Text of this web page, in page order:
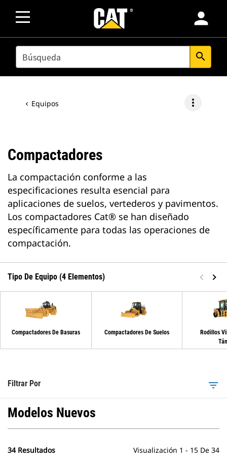
person
SEARCH search
Equipos more_vert
Compactadores
La compactación conforme a las
especificaciones resulta esencial para
aplicaciones de suelos, vertederos y pavimentos.
Los compactadores Cat® se han diseñado
específicamente para todas las operaciones de
compactación.
Tipo De Equipo (4 Elementos)
Compactadores De Basuras Compactadores De Suelos
Rodillos
Filtrar Por filter_list
Modelos Nuevos
34 Resultados Visualización 1 - 15 De 34